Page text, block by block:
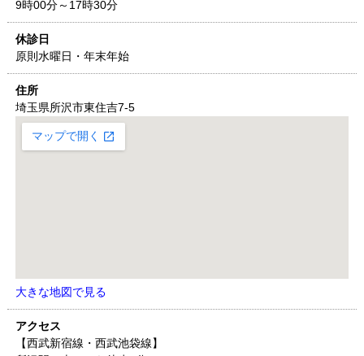
9時00分～17時30分
休診日
原則水曜日・年末年始
住所
埼玉県所沢市東住吉7-5
大きな地図で見る
アクセス
【西武新宿線・西武池袋線】